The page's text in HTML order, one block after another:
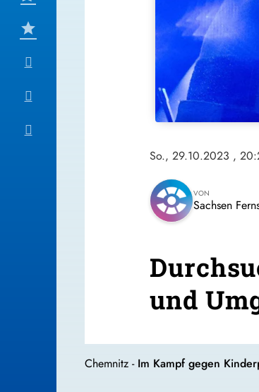
So., 29.10.2023 ,
VON
Sachsen
und
Chemnitz - Im Kampf gegen